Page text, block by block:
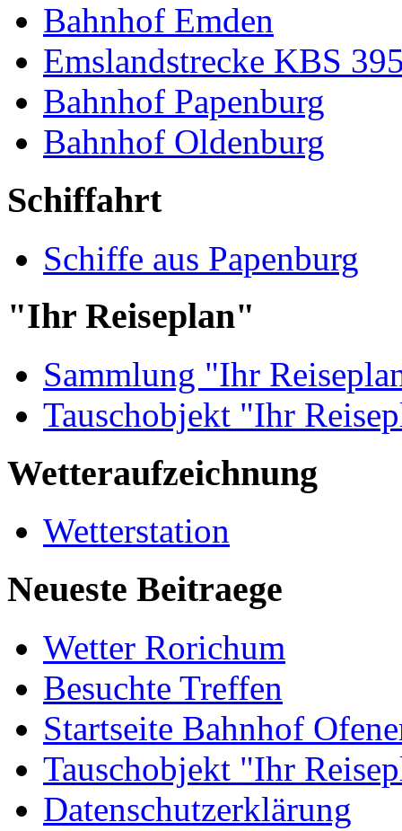
Bahnhof Emden
Emslandstrecke KBS
Bahnhof Papenburg
Bahnhof Oldenburg
Schiffahrt
Schiffe aus Papenburg
"Ihr Reiseplan"
Sammlung "Ihr
Tauschobjekt "Ihr
Wetteraufzeichnung
Wetterstation
Neueste Beitraege
Wetter Rorichum
Besuchte Treffen
Startseite Bahnhof
Tauschobjekt "Ihr
Datenschutzerklärung